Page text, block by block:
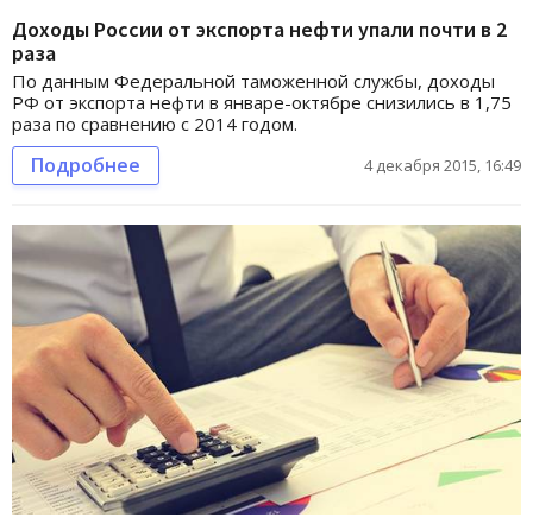
Доходы России от экспорта нефти упали почти в 2
раза
По данным Федеральной таможенной службы, доходы
РФ от экспорта нефти в январе-октябре снизились в 1,75
раза по сравнению с 2014 годом.
Подробнее 4 декабря 2015, 16:49